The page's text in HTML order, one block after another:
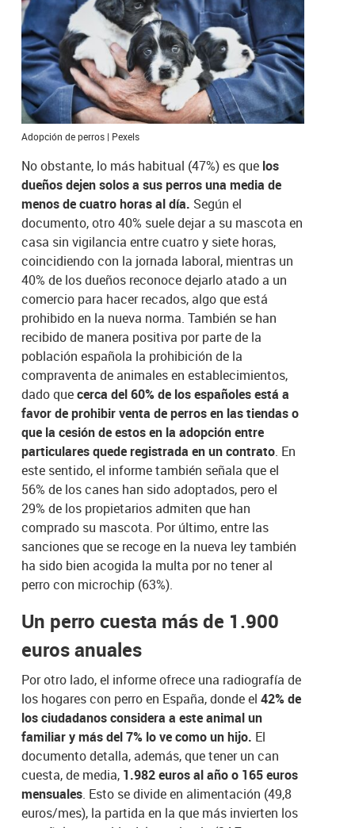
Adopción de perros | Pexels
No obstante, lo más habitual (47%) es que los
dueños dejen solos a sus perros una media de
menos de cuatro horas al día. Según el
documento, otro 40% suele dejar a su mascota en
casa sin vigilancia entre cuatro y siete horas,
coincidiendo con la jornada laboral, mientras un
40% de los dueños reconoce dejarlo atado a un
comercio para hacer recados, algo que está
prohibido en la nueva norma. También se han
recibido de manera positiva por parte de la
población española la prohibición de la
compraventa de animales en establecimientos,
dado quecerca del 60% de los españoles está a
favor de prohibir venta de perros en las tiendas o
que la cesión de estos en la adopción entre
particulares quede registrada en un contrato. En
este sentido, el informe también señala que el
56% de los canes han sido adoptados, pero el
29% de los propietarios admiten que han
comprado su mascota. Por último, entre las
sanciones que se recoge en la nueva ley también
ha sido bien acogida la multa por no tener al
perro con microchip (63%).
Un perro cuesta más de 1.900
euros anuales
Por otro lado, el informe ofrece una radiografía de
los hogares con perro en España, donde el42% de
los ciudadanos considera a este animal un
familiar y más del 7% lo ve como un hijo. El
documento detalla, además, que tener un can
cuesta, de media, 1.982 euros al año o 165 euros
mensuales. Esto se divide en alimentación (49,8
euros/mes), la partida en la que más invierten los